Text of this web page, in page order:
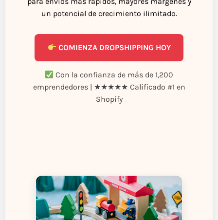
un potencial de crecimiento ilimitado.
COMIENZA DROPSHIPPING HOY
Con la confianza de más de 1,200
emprendedores | ★★★★★ Calificado #1 en
Shopify